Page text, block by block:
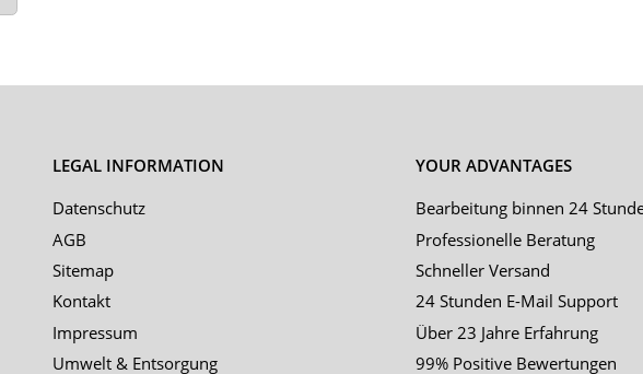
LEGAL INFORMATION
Datenschutz
AGB
Sitemap
Kontakt
Impressum
Umwelt & Entsorgung
YOUR ADVANTAGES
Bearbeitung binnen 24
Professionelle Beratung
Schneller Versand
24 Stunden E-Mail Support
Über 23 Jahre Erfahrung
99% Positive Bewertungen